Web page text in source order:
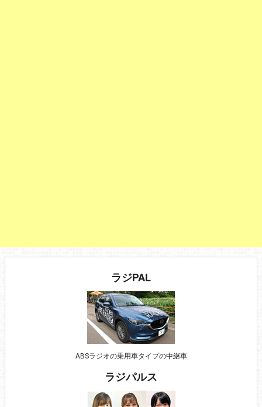
ラジPAL
ABSラジオの乗用車タイプの中継車
ラジパルス